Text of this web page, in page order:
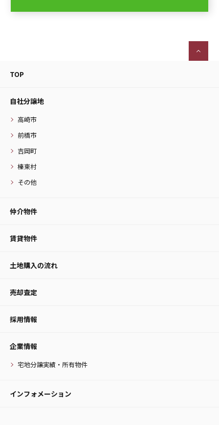
TOP
自社分譲地
高崎市
前橋市
吉岡町
榛東村
その他
仲介物件
賃貸物件
土地購入の流れ
売却査定
採用情報
企業情報
宅地分譲実績・所有物件
インフォメーション